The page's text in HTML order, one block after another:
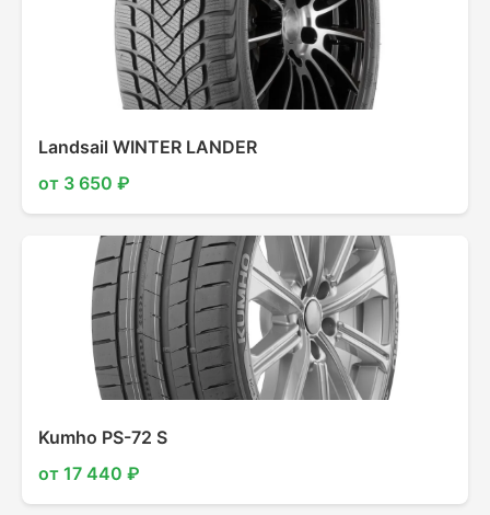
Landsail WINTER LANDER
от 3 650 ₽
Kumho PS-72 S
от 17 440 ₽